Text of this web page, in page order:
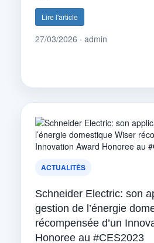
Lire l'article
27/03/2026 · admin
ACTUALITÉS
Schneider Electric: son
gestion de l’énergie
récompensée d’un
Honoree au #CES2023